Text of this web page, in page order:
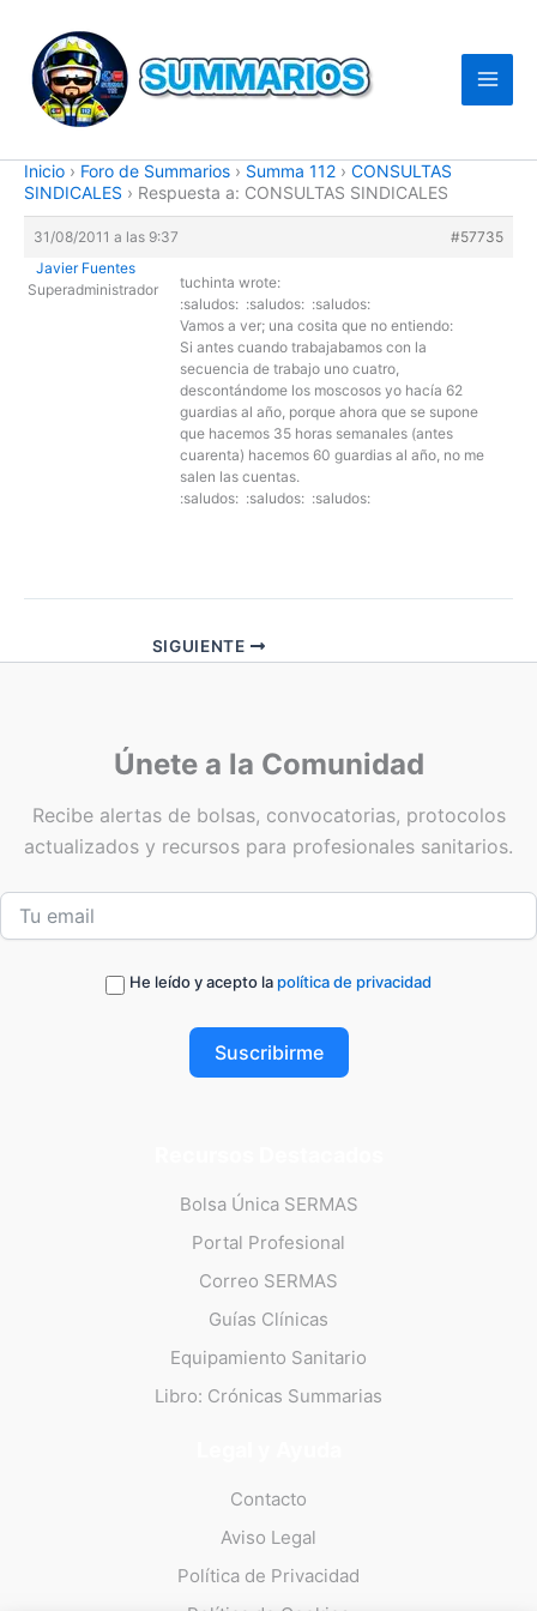
contenido
Inicio › Foro de Summarios › Summa 112 › CONSULTAS
SINDICALES › Respuesta a: CONSULTAS SINDICALES
31/08/2011 a las 9:37
#57735
Javier Fuentes
Superadministrador
tuchinta wrote:
:saludos: :saludos: :saludos:
Vamos a ver; una cosita que no entiendo:
Si antes cuando trabajabamos con la
secuencia de trabajo uno cuatro,
descontándome los moscosos yo hacía 62
guardias al año, porque ahora que se supone
que hacemos 35 horas semanales (antes
cuarenta) hacemos 60 guardias al año, no me
salen las cuentas.
:saludos: :saludos: :saludos:
SIGUIENTE
Únete a la Comunidad
Recibe alertas de bolsas, convocatorias, protocolos
actualizados y recursos para profesionales sanitarios.
He leído y acepto la política de privacidad
Suscribirme
Bolsa Única SERMAS
Portal Profesional
Correo SERMAS
Guías Clínicas
Equipamiento Sanitario
Libro: Crónicas Summarias
Contacto
Aviso Legal
Política de Privacidad